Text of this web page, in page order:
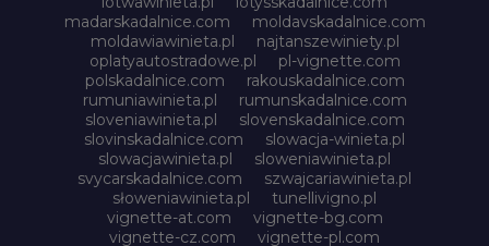
madarskadalnice.com
moldavskadalnice.com
moldawiawinieta.pl
najtanszewiniety.pl
oplatyautostradowe.pl
pl-vignette.com
polskadalnice.com
rakouskadalnice.com
rumuniawinieta.pl
rumunskadalnice.com
sloveniawinieta.pl
slovenskadalnice.com
slovinskadalnice.com
slowacja-winieta.pl
slowacjawinieta.pl
sloweniawinieta.pl
svycarskadalnice.com
szwajcariawinieta.pl
słoweniawinieta.pl
tunellivigno.pl
vignette-at.com
vignette-bg.com
vignette-cz.com
vignette-pl.com